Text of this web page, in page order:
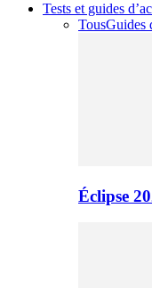
Tests et guides
TousGuides
Éclipse